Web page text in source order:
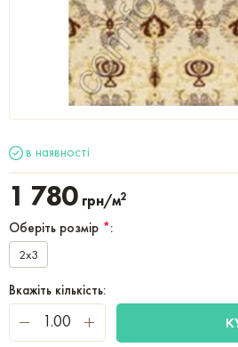
в наявності
1 780 грн/м2
Оберіть розмір *:
2x3
Вкажіть кількість: